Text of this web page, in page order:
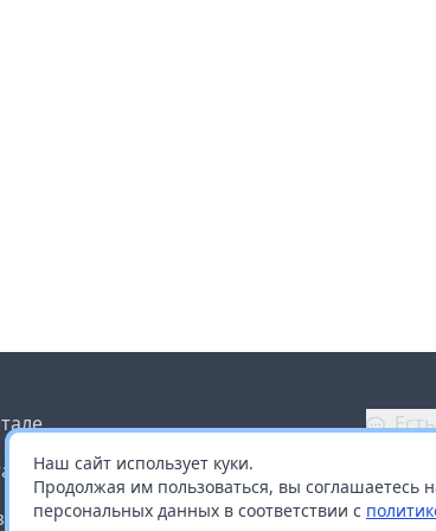
Наш сайт использует куки.
Продолжая им пользоваться, вы соглашаетесь
персональных данных в соответствии с
с платформой
и дистрибьюторам